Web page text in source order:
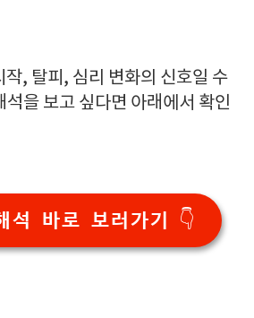
작, 탈피, 심리 변화의 신호일 수
석을 보고 싶다면 아래에서 확인
석 바로 보러가기 👇